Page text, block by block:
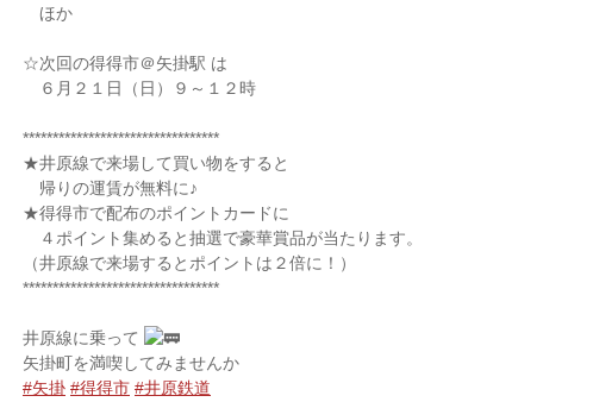
ほか
☆次回の得得市＠矢掛駅 は
６月２１日（日）９～１２時
*********************************
★井原線で来場して買い物をすると
帰りの運賃が無料に♪
★得得市で配布のポイントカードに
４ポイント集めると抽選で豪華賞品が当たります。
（井原線で来場するとポイントは２倍に！）
*********************************
井原線に乗って
矢掛町を満喫してみませんか
#矢掛 #得得市 #井原鉄道